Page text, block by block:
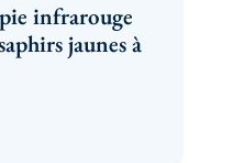
infrarouge
jaunes à